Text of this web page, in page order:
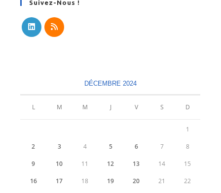
Suivez-Nous !
DÉCEMBRE 2024
L M M J V S D
1
2 3 4 5 6 7 8
9 10 11 12 13 14 15
16 17 18 19 20 21 22